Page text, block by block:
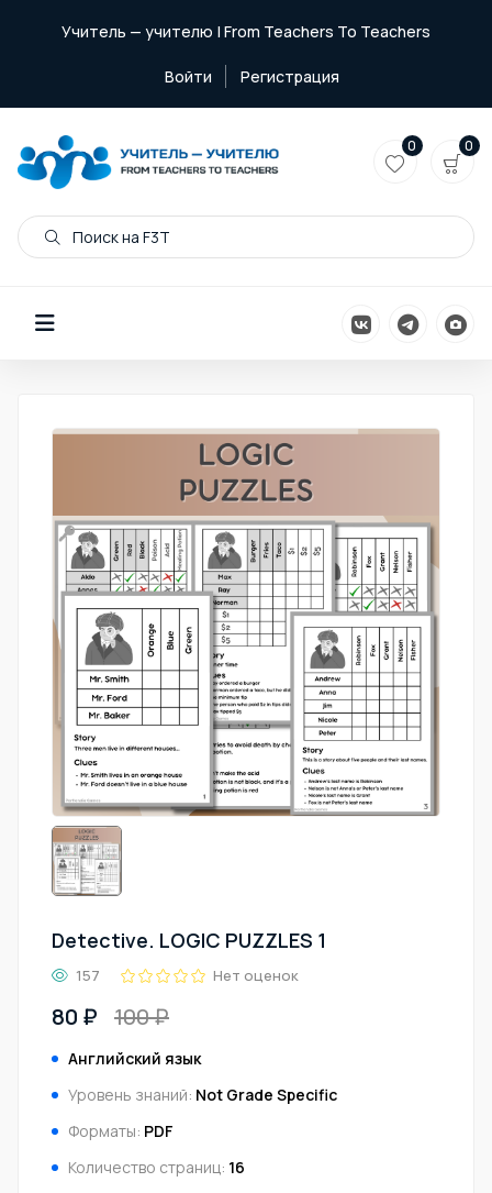
Учитель — учителю | From Teachers To Teachers
Войти Регистрация
Поиск на F3T
0 0
Detective. LOGIC PUZZLES 1
157 Нет оценок
80 ₽ 100 ₽
Английский язык
Уровень знаний: Not Grade Specific
Форматы: PDF
Количество страниц: 16